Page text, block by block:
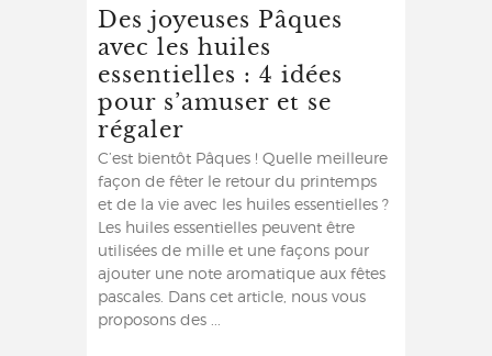
Des joyeuses Pâques
avec les huiles
essentielles : 4 idées
pour s’amuser et se
régaler
C’est bientôt Pâques ! Quelle meilleure
façon de fêter le retour du printemps
et de la vie avec les huiles essentielles ?
Les huiles essentielles peuvent être
utilisées de mille et une façons pour
ajouter une note aromatique aux fêtes
pascales. Dans cet article, nous vous
proposons des ...